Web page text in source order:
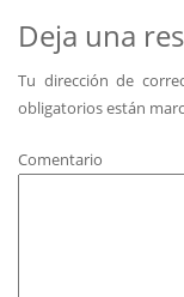
entradas
Deja una
Tu dirección de
obligatorios están